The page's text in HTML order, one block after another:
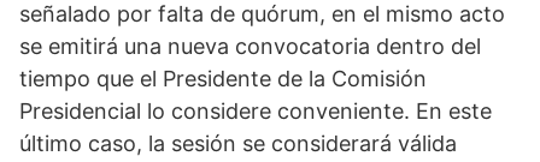
señalado por falta de quórum, en el mismo acto
se emitirá una nueva convocatoria dentro del
tiempo que el Presidente de la Comisión
Presidencial lo considere conveniente. En este
último caso, la sesión se considerará válida